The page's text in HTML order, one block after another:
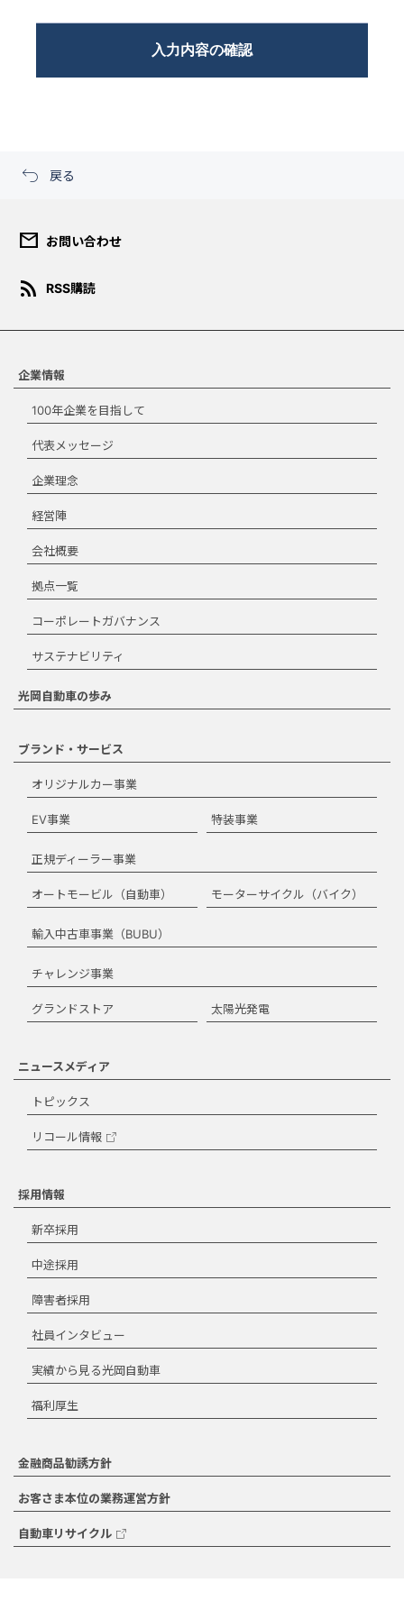
戻る
このコンテンツは、報道目的ま
にのみご使用いただくことがで
グ、商品化などの商業目的での
ドする場合は、本規約を承諾す
に同意します。
閉じる
mail お問い合わせ
rss_feed RSS購読
企業情報
100年企業を目指して
代表メッセージ
企業理念
経営陣
会社概要
拠点一覧
コーポレートガバナンス
サステナビリティ
光岡自動車の歩み
ブランド・サービス
オリジナルカー事業
EV事業 特装事業
正規ディーラー事業
オートモービル（自動車） モーターサイクル（バイク）
輸入中古車事業（BUBU）
チャレンジ事業
グランドストア 太陽光発電
ニュースメディア
トピックス
リコール情報
採用情報
新卒採用
中途採用
障害者採用
社員インタビュー
実績から見る光岡自動車
福利厚生
金融商品勧誘方針
お客さま本位の業務運営方針
自動車リサイクル